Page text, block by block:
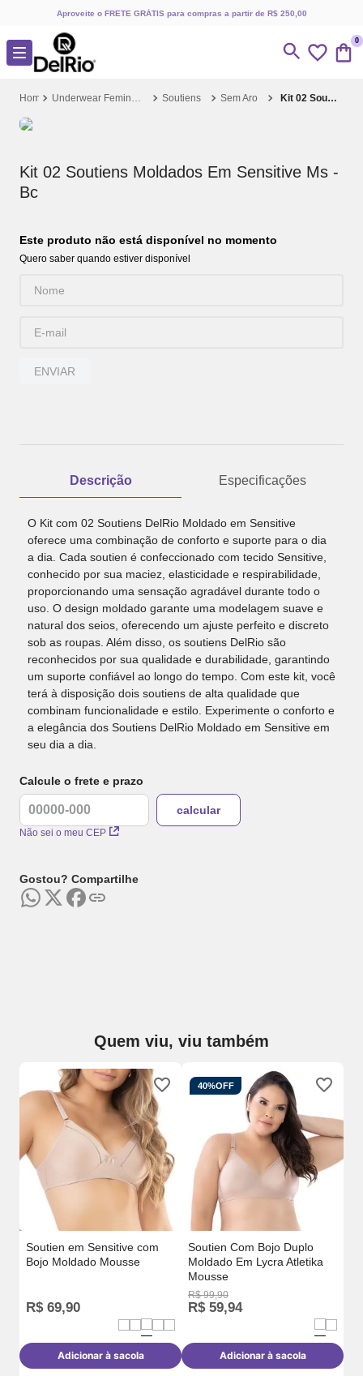
Aproveite o FRETE GRÁTIS para compras a partir de R$ 250,00
0
Underwear Feminino Soutiens Sem Aro Kit 02 Soutiens Moldados Em Sensitive Ms - Bc
Kit 02 Soutiens Moldados Em Sensitive Ms -
Bc
Este produto não está disponível no momento
Quero saber quando estiver disponível
ENVIAR
Descrição Especificações
O Kit com 02 Soutiens DelRio Moldado em Sensitive
oferece uma combinação de conforto e suporte para o dia
a dia. Cada soutien é confeccionado com tecido Sensitive,
conhecido por sua maciez, elasticidade e respirabilidade,
proporcionando uma sensação agradável durante todo o
uso. O design moldado garante uma modelagem suave e
natural dos seios, oferecendo um ajuste perfeito e discreto
sob as roupas. Além disso, os soutiens DelRio são
reconhecidos por sua qualidade e durabilidade, garantindo
um suporte confiável ao longo do tempo. Com este kit, você
terá à disposição dois soutiens de alta qualidade que
combinam funcionalidade e estilo. Experimente o conforto e
a elegância dos Soutiens DelRio Moldado em Sensitive em
seu dia a dia.
Calcule o frete e prazo
Não sei o meu CEP
Gostou? Compartilhe
Quem viu, viu também
Soutien em Sensitive com
Bojo Moldado Mousse
R$ 69,90
Adicionar à sacola
40%OFF
Soutien Com Bojo Duplo
Moldado Em Lycra Atletika
Mousse
R$ 99,90
R$ 59,94
Adicionar à sacola